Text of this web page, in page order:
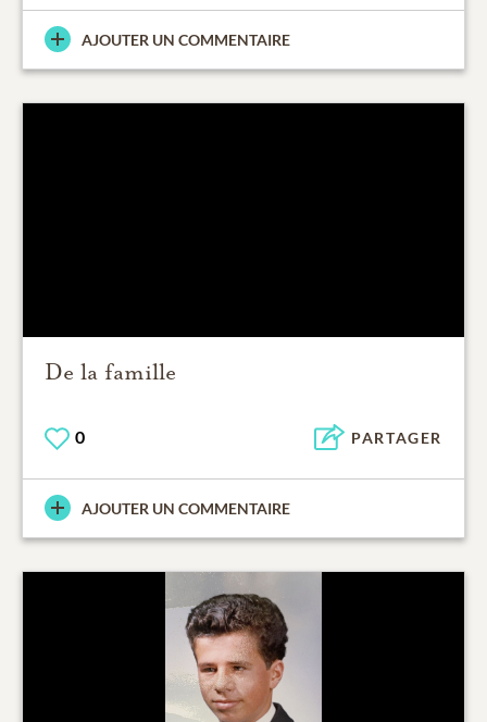
AJOUTER UN COMMENTAIRE
De la famille
0 PARTAGER
AJOUTER UN COMMENTAIRE